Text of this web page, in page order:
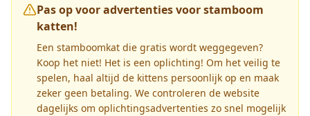
Pas op voor advertenties voor stamboom
katten!
Een stamboomkat die gratis wordt weggegeven?
Koop het niet! Het is een oplichting! Om het veilig te
spelen, haal altijd de kittens persoonlijk op en maak
zeker geen betaling. We controleren de website
dagelijks om oplichtingsadvertenties zo snel mogelijk